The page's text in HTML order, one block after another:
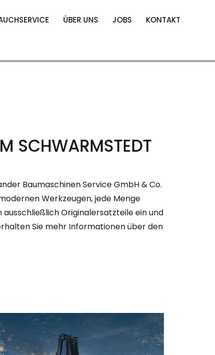
ÜBER UNS JOBS KONTAKT
SCHWARMSTEDT
Baumaschinen Service GmbH & Co.
Werkzeugen, jede Menge
Originalersatzteile ein und
Sie mehr Informationen über den